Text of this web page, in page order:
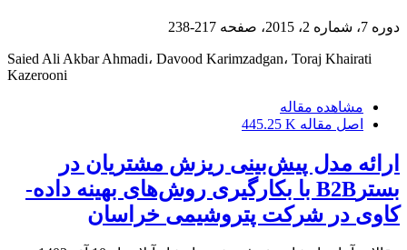
دوره 7، شماره 2، 2015، صفحه 217-238
Saied Ali Akbar Ahmadi، Davood Karimzadgan، Toraj Khairati
Kazerooni
مشاهده مقاله
اصل مقاله 445.25 K
ارائه مدل پیش‌بینی ریزش مشتریان در
بسترB2B با بکارگیری روش‌های بهینه داده-
کاوی در شرکت پتروشیمی خراسان